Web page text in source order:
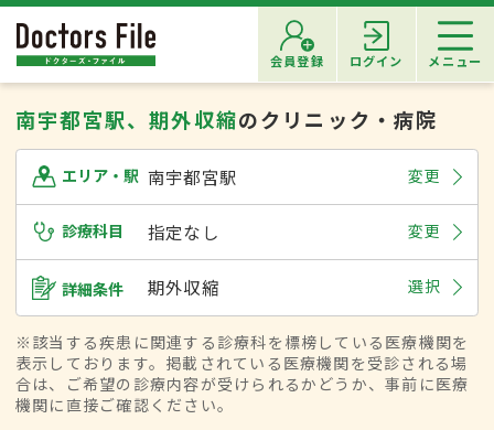
会員登録 ログイン メニュー
南宇都宮駅、期外収縮のクリニック・病院
エリア・駅 南宇都宮駅 変更
診療科目 指定なし 変更
詳細条件 期外収縮 選択
※該当する疾患に関連する診療科を標榜している医療機関を
表示しております。掲載されている医療機関を受診される場
合は、ご希望の診療内容が受けられるかどうか、事前に医療
機関に直接ご確認ください。